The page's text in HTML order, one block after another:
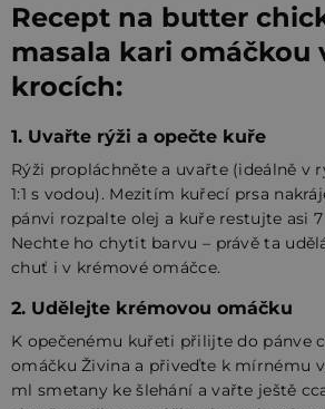
Recept na butter
masala kari omáčkou
krocích:
1. Uvařte rýži a opečte kuře
Rýži propláchněte a uvařte (ideálně v
1:1 s vodou). Mezitím kuřecí prsa
pánvi rozpalte olej a kuře restujte asi
Nechte ho chytit barvu – právě ta
chuť i v krémové omáčce.
2. Udělejte krémovou omáčku
K opečenému kuřeti přilijte do pánve
omáčku Živina a přiveďte k mírnému
ml smetany ke šlehání a vařte ještě